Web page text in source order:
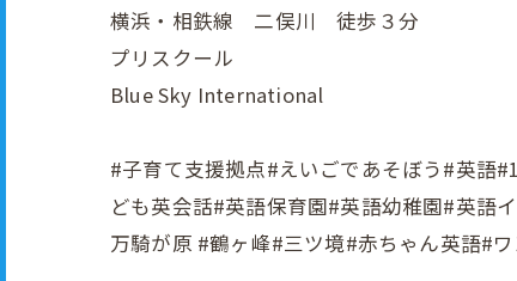
横浜・相鉄線 二俣川 徒歩３分
プリスクール
Blue Sky International
#子育て支援拠点#えいごであそぼう#英
ども英会話#英語保育園#英語幼稚園#英語
万騎が原 #鶴ヶ峰#三ツ境#赤ちゃん英語#